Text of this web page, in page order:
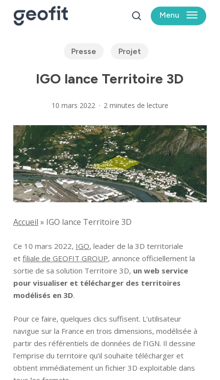
search
Menu
Presse Projet
IGO lance Territoire 3D
10 mars 2022 2 minutes de lecture
Accueil » IGO lance Territoire 3D
Ce 10 mars 2022, IGO, leader de la 3D territoriale
et filiale de GEOFIT GROUP, annonce officiellement la
sortie de sa solution Territoire 3D, un web service
pour visualiser et télécharger des territoires
modélisés en 3D.
Pour ce faire, quelques clics suffisent. L’utilisateur
navigue sur la France en trois dimensions, modélisée à
partir des référentiels de données de l’IGN. Il dessine
l’emprise du territoire qu’il souhaite télécharger et
obtient immédiatement un fichier 3D exploitable dans